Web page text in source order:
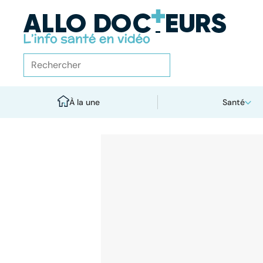
À la une Santé